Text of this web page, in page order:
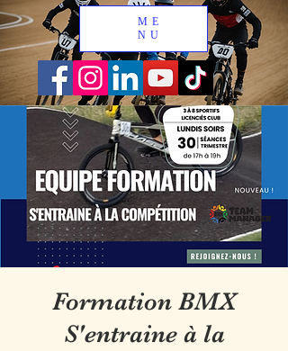
ME
NU
Formation BMX
S'entraine à la